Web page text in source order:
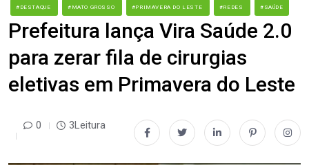
#DESTAQUE #MATO GROSSO #PRIMAVERA DO LESTE #REDES #SAÚDE
Prefeitura lança Vira Saúde 2.0
para zerar fila de cirurgias
eletivas em Primavera do Leste
0 3Leitura